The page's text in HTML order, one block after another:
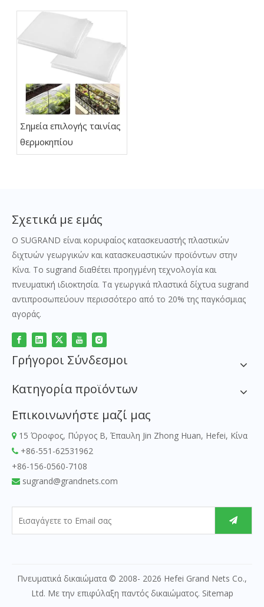
Σημεία επιλογής ταινίας
θερμοκηπίου
Σχετικά με εμάς
Ο SUGRAND είναι κορυφαίος κατασκευαστής πλαστικών
διχτυών γεωργικών και κατασκευαστικών προϊόντων στην
Κίνα. Το sugrand διαθέτει προηγμένη τεχνολογία και
πνευματική ιδιοκτησία. Τα γεωργικά πλαστικά δίχτυα sugrand
αντιπροσωπεύουν περισσότερο από το 20% της παγκόσμιας
αγοράς.
Γρήγοροι Σύνδεσμοι
Κατηγορία προϊόντων
Επικοινωνήστε μαζί μας
 15 Όροφος, Πύργος Β, Έπαυλη Jin Zhong Huan, Hefei, Κίνα
 +86-551-62531962
+86-156-0560-7108
 sugrand@grandnets.com
Πνευματικά δικαιώματα © 2008- 2026 Hefei Grand Nets Co.,
Ltd. Με την επιφύλαξη παντός δικαιώματος. Sitemap